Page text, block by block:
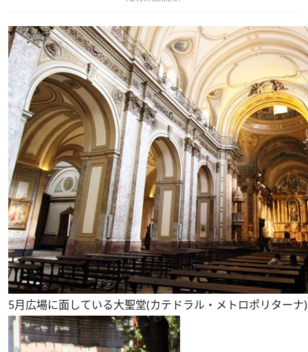
5月広場に面している大聖堂(カテドラル・メトロポリターナ